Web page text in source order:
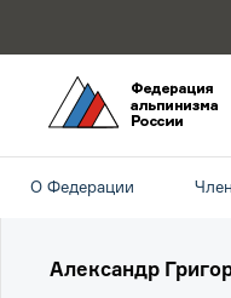
О Федерации
Александр